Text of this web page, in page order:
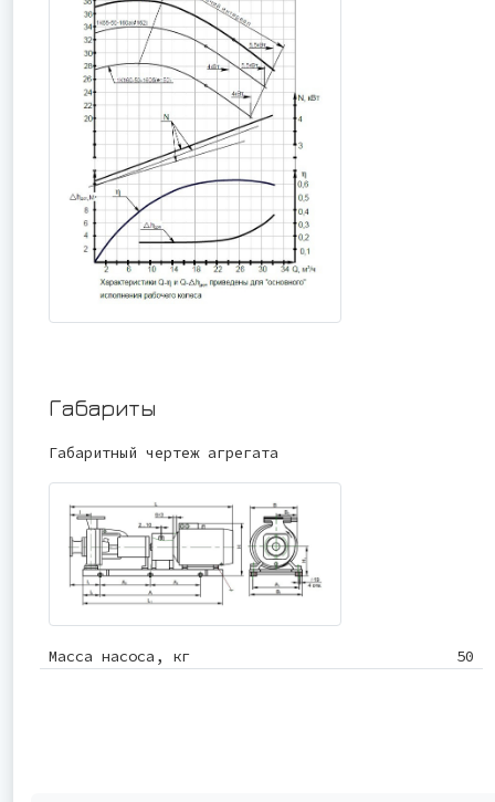
Габариты
Габаритный чертеж агрегата
Масса насоса, кг 50